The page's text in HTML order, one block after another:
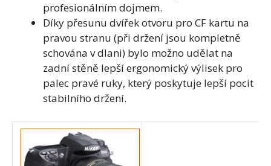
profesionálním dojmem.
Díky přesunu dvířek otvoru pro CF kartu na
pravou stranu (při držení jsou kompletně
schována v dlani) bylo možno udělat na
zadní stěně lepší ergonomický výlisek pro
palec pravé ruky, který poskytuje lepší pocit
stabilního držení.